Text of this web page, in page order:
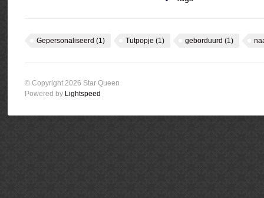
Gepersonaliseerd (1) Tutpopje (1) geborduurd (1)
© Copyright 2026 Star Queen
Powered by Lightspeed